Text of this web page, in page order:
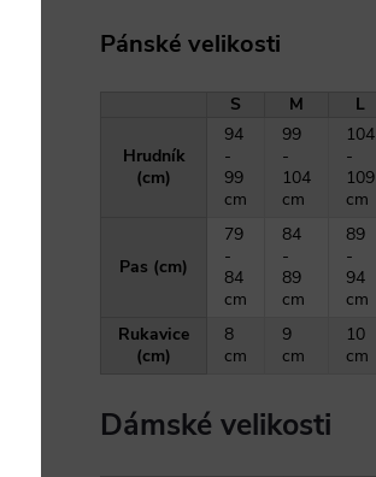
Pánské velikosti
S M L
Hrudník
(cm)
94
-
99
cm
99
-
104
cm
104
-
109
cm
Pas (cm)
79
-
84
cm
84
-
89
cm
89
-
94
cm
Rukavice
(cm)
8
cm
9
cm
10
cm
Dámské velikosti